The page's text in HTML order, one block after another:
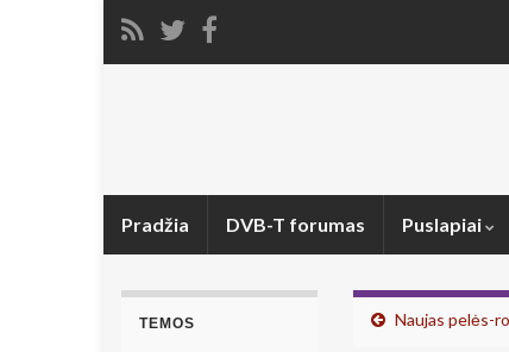
Pradžia DVB-T forumas Puslapiai
Naujas pelės-
TEMOS